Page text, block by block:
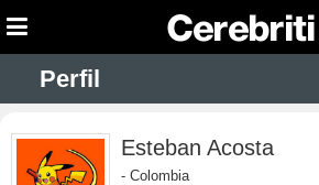
Perfil
Esteban Acosta
- Colombia